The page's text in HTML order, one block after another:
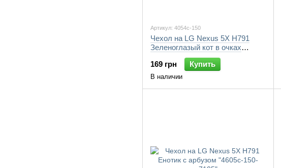
Артикул: 4054c-150
Чехол на LG Nexus 5X H791
Зеленоглазый кот в очках
"4054c-150-7105"
169 грн
Купить
В наличии